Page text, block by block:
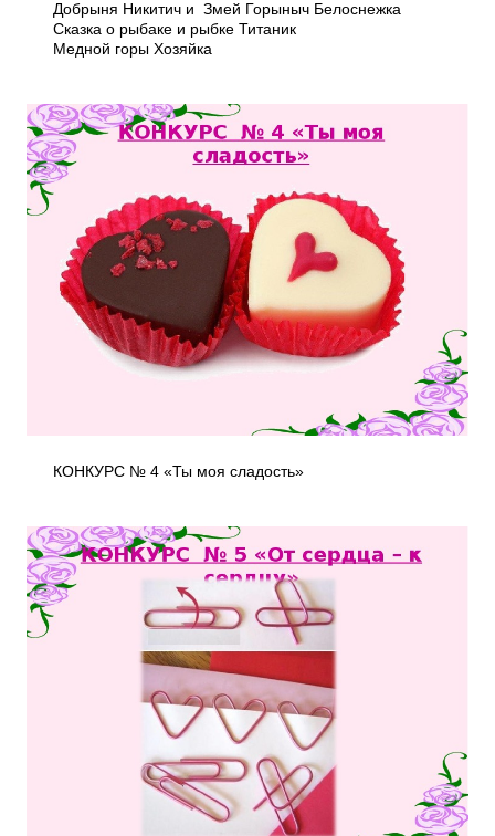
Добрыня Никитич и Змей Горыныч Белоснежка
Сказка о рыбаке и рыбке Титаник
Медной горы Хозяйка
КОНКУРС № 4 «Ты моя сладость»